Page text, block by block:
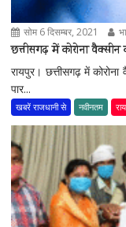
सोम 6 दिसम्बर, 2021
छत्तीसगढ़ में कोरोना
रायपुर। छत्तीसगढ़ में
पार...
खबरें राजधानी से नवीनतम